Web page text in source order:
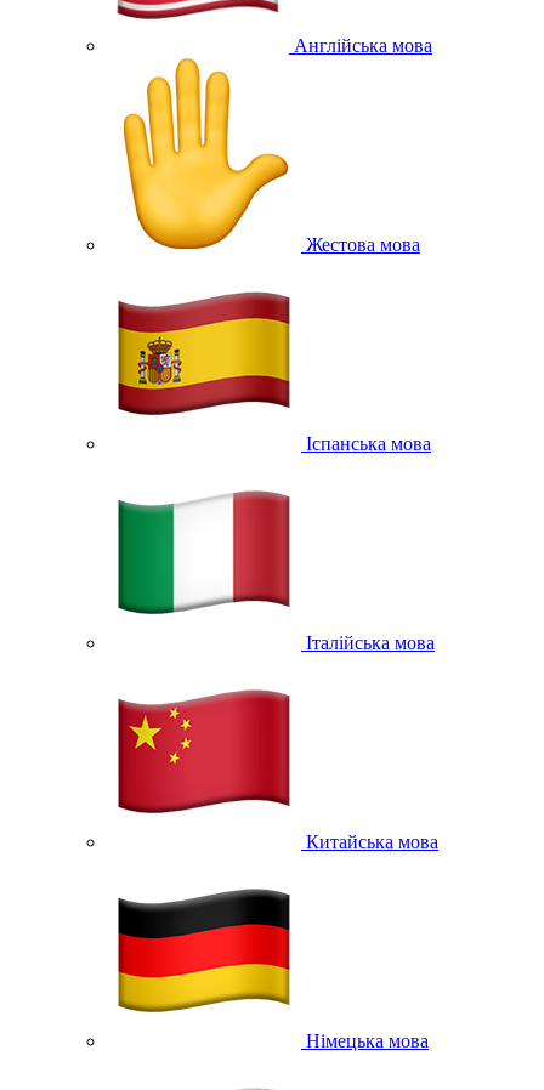
Англійська мова
Жестова мова
Іспанська мова
Італійська мова
Китайська мова
Німецька мова